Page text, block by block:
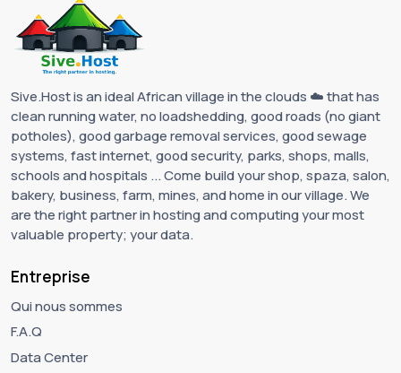
Sive.Host is an ideal African village in the clouds ☁️ that has
clean running water, no loadshedding, good roads (no giant
potholes), good garbage removal services, good sewage
systems, fast internet, good security, parks, shops, malls,
schools and hospitals ... Come build your shop, spaza, salon,
bakery, business, farm, mines, and home in our village. We
are the right partner in hosting and computing your most
valuable property; your data.
Entreprise
Qui nous sommes
F.A.Q
Data Center